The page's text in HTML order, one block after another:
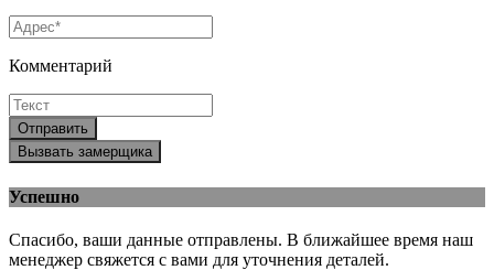
Комментарий
Отправить
Вызвать замерщика
Успешно
Спасибо, ваши данные отправлены. В ближайшее время наш
менеджер свяжется с вами для уточнения деталей.